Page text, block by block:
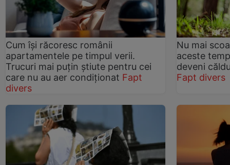
Cum își răcoresc românii
apartamentele pe timpul verii.
Trucuri mai puțin știute pentru cei
care nu au aer condiționat Fapt
divers
Nu mai
aceste
deveni
Fapt divers